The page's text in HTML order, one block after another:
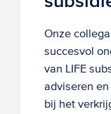
Onze
succesvol
van LIFE
adviseren
bij het